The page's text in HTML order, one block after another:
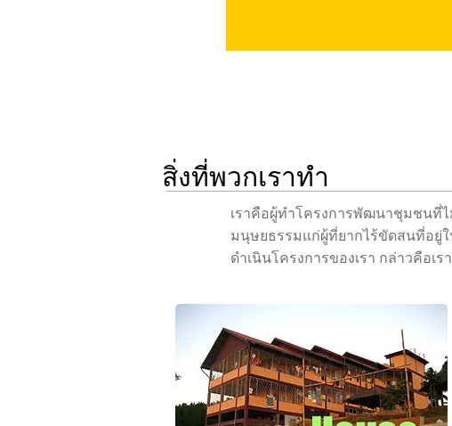
สิ่งที่พวกเราทำ
เราคือผู้ทำโครงการพัฒนาชุมชนที่ไ
มนุษยธรรมแก่ผู้ที่ยากไร้ขัดสนที่อยู่
ดำเนินโครงการของเรา กล่าวคือเ